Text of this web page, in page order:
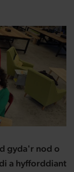
gyda'r nod o
a hyfforddiant